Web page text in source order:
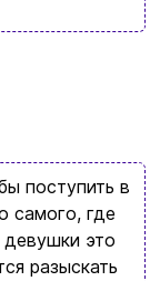
поступить в
самого, где
это
разыскать